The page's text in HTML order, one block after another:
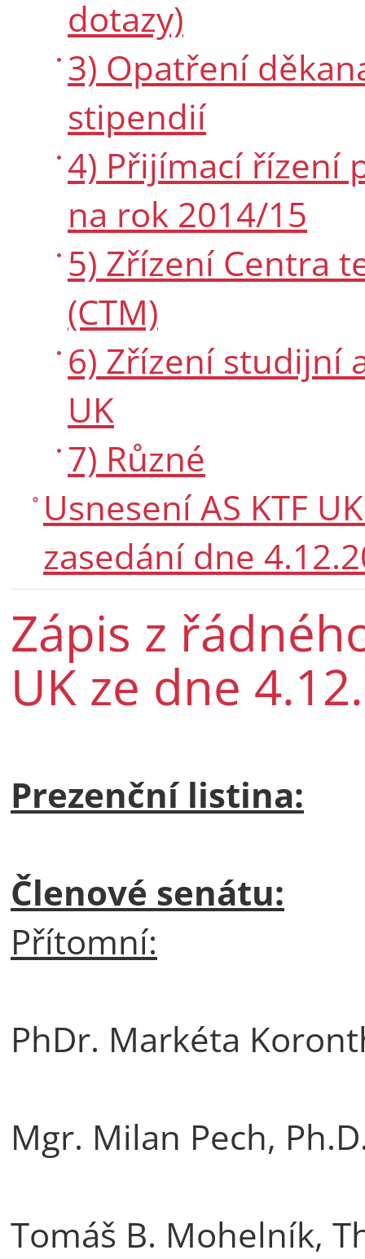
dotazy)
3) Opatření
stipendií
4) Přijímací řízení
na rok 2014/15
5) Zřízení Centra
(CTM)
6) Zřízení studijní
UK
7) Různé
Usnesení AS KTF
zasedání dne
Zápis z
UK ze dne
Prezenční listina:
Členové senátu:
Přítomní:
PhDr. Markéta
Mgr. Milan Pech,
Tomáš B. Mohelník,